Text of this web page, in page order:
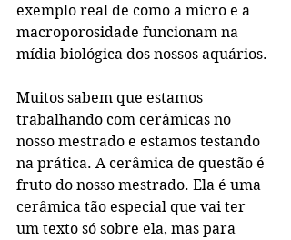
exemplo real de como a micro e a
macroporosidade funcionam na
mídia biológica dos nossos aquários.
Muitos sabem que estamos
trabalhando com cerâmicas no
nosso mestrado e estamos testando
na prática. A cerâmica de questão é
fruto do nosso mestrado. Ela é uma
cerâmica tão especial que vai ter
um texto só sobre ela, mas para